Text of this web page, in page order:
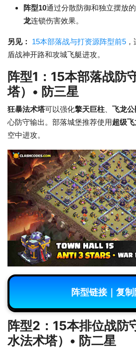
阵型10通过分散防御和独立摆放
龙连锁伤害效果。
另见： 15本部落战与打资源阵型前5
盾战神开路和攻城飞艇进攻。
阵型1：15本部落战防
塔）• 防三星
狂暴法术塔可以强化擎天巨柱 飞龙公
心防守输出。部落城堡推荐使用超级
空中进攻。
阵型链接｜复制
阵型2：15本排位战防
水法术塔）• 防二星